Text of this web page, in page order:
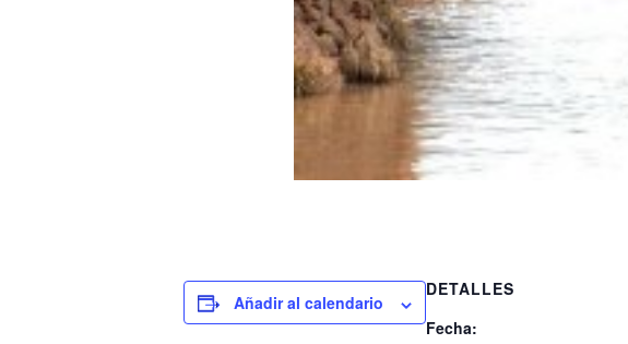
Añadir al calendario
DETALLES
Fecha: